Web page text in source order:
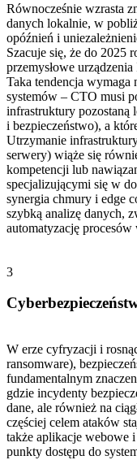
Równocześnie wzrasta
danych lokalnie, w
opóźnień i
Szacuje się, że do 2025
przemysłowe
Taka tendencja wymaga
systemów – CTO musi
infrastruktury pozostaną
i bezpieczeństwo), a
Utrzymanie
serwery) wiąże się
kompetencji lub
specjalizującymi się w
synergia chmury i edge
szybką analizę danych,
automatyzację
3
W erze cyfryzacji i
ransomware),
fundamentalnym
gdzie incydenty
dane, ale również na
częściej celem ataków
także aplikacje webowe
punkty dostępu do